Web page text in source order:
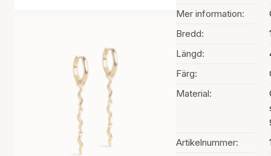
Mer information:
Bredd:
Längd:
Färg:
Material:
Artikelnummer: